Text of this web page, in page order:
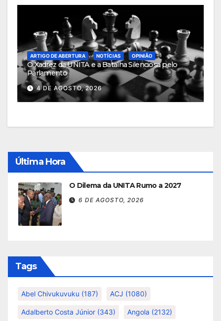
ARTIGO DE ABERTURA NOTÍCIAS OPINIÃO
O Xadrez da UNITA e a Batalha Silenciosa pelo
Parlamento
4 DE AGOSTO, 2026
Última Hora
O Dilema da UNITA Rumo a 2027
6 DE AGOSTO, 2026
Tags
Abel Chivukuvuku (187) ACJ (1080)
Adalberto Costa Júnior (343) Angola (2132)